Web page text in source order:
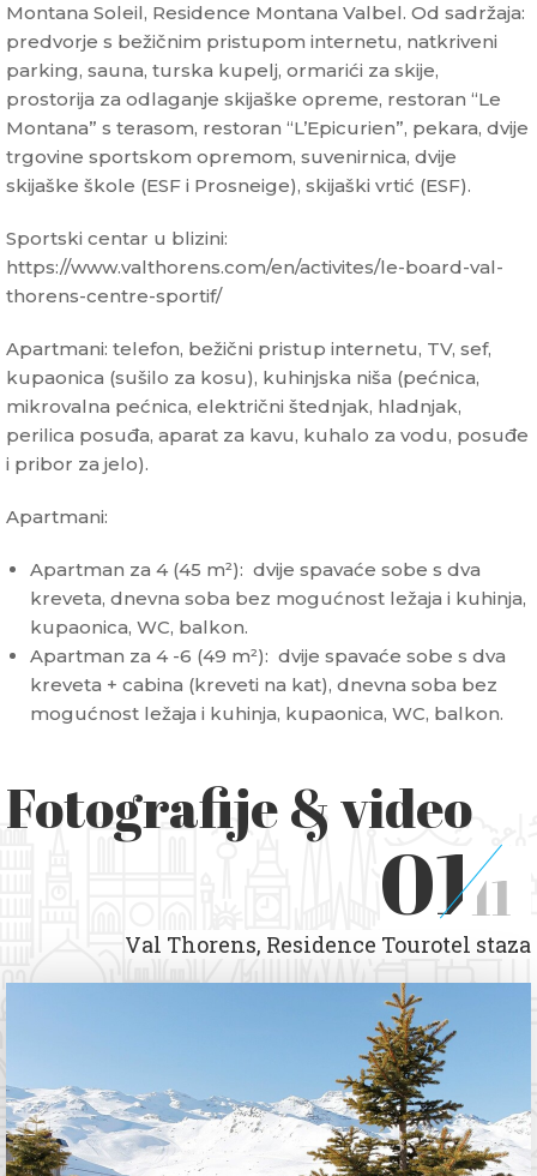
Montana Soleil, Residence Montana Valbel. Od sadržaja:
predvorje s bežičnim pristupom internetu, natkriveni
parking, sauna, turska kupelj, ormarići za skije,
prostorija za odlaganje skijaške opreme, restoran “Le
Montana” s terasom, restoran “L’Epicurien”, pekara, dvije
trgovine sportskom opremom, suvenirnica, dvije
skijaške škole (ESF i Prosneige), skijaški vrtić (ESF).
Sportski centar u blizini:
https://www.valthorens.com/en/activites/le-board-val-
thorens-centre-sportif/
Apartmani: telefon, bežični pristup internetu, TV, sef,
kupaonica (sušilo za kosu), kuhinjska niša (pećnica,
mikrovalna pećnica, električni štednjak, hladnjak,
perilica posuđa, aparat za kavu, kuhalo za vodu, posuđe
i pribor za jelo).
Apartmani:
Apartman za 4 (45 m²): dvije spavaće sobe s dva
kreveta, dnevna soba bez mogućnost ležaja i kuhinja,
kupaonica, WC, balkon.
Apartman za 4 -6 (49 m²): dvije spavaće sobe s dva
kreveta + cabina (kreveti na kat), dnevna soba bez
mogućnost ležaja i kuhinja, kupaonica, WC, balkon.
Fotografije & video
0111
Val Thorens, Residence Tourotel staza